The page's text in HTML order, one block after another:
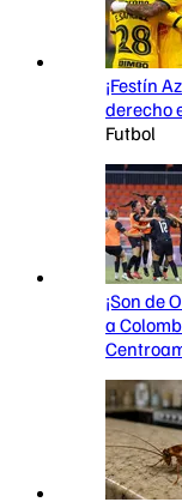
¡Festín
derecho
Futbol
¡Son de
a